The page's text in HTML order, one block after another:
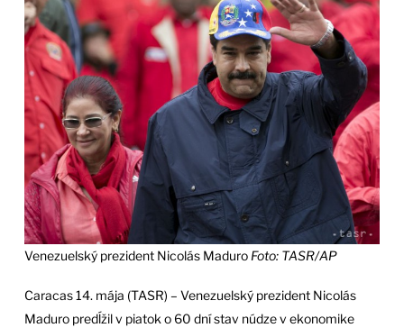
Venezuelský prezident Nicolás Maduro Foto: TASR/AP
Caracas 14. mája (TASR) – Venezuelský prezident Nicolás
Maduro predĺžil v piatok o 60 dní stav núdze v ekonomike